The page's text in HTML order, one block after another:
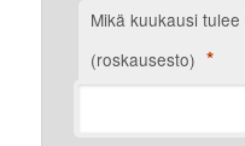
Mikä kuukausi
(roskausesto) *